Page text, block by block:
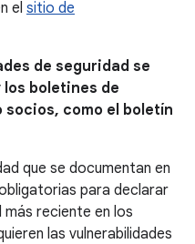
el sitio de
de seguridad se
boletines de
como el boletín
que se documentan en
para declarar
más reciente en los
las vulnerabilidades